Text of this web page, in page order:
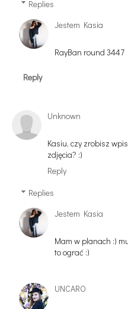
Replies
Jestem Kasia
RayBan round 3447
Reply
Unknown
Kasiu, czy zrobisz
zdjęcia? :)
Reply
Replies
Jestem Kasia
Mam w planach :)
to ograć :)
UNCARO